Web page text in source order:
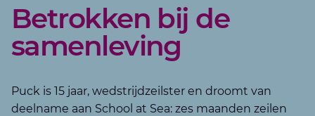
Betrokken bij de
samenleving
Puck is 15 jaar, wedstrijdzeilster en droomt van
deelname aan School at Sea: zes maanden zeilen